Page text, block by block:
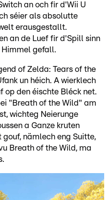
an och fir d'Wii U
séier als absolutte
erausgestallt.
an de Luef fir d'Spill sinn
Himmel gefall.
of Zelda: Tears of the
un héich. A wierklech
op den éischte Bléck net.
"Breath of the Wild" am
wichteg Neierunge
a Ganze kruten
nämlech eng Suitte,
Breath of the Wild, ma